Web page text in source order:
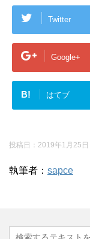
Twitter
Google+
B! はてブ
投稿日： 2019年1月25日
執筆者： sapce